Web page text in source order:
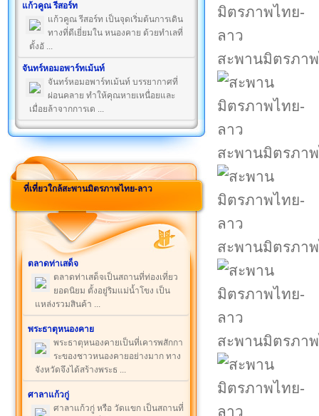
แก้วคูณ รีสอร์ท
แก้วคูณ รีสอร์ท เป็นจุดเริ่มต้นการเดิน
ทางที่ดีเยี่ยมใน หนองคาย ด้วยทำเลที่
ตั้งอั ...
จันทร์หอมอพาร์ทเม้นท์
จันทร์หอมอพาร์ทเม้นท์ บรรยากาศที่
ผ่อนคลาย ทำให้คุณหายเหนื่อยและ
เมื่อยล้าจากการเด ...
ที่เที่ยวใกล้สะพานมิตรภาพไทย-ลาว
ตลาดท่าเสด็จ
ตลาดท่าเสด็จเป็นสถานที่ท่องเที่ยว
ยอดนิยม ตั้งอยู่ริมแม่น้ำโขง เป็น
แหล่งรวมสินค้า ...
พระธาตุหนองคาย
พระธาตุหนองคายเป็นที่เคารพสักกา
ระของชาวหนองคายอย่างมาก ทาง
จังหวัดจึงได้สร้างพระธ ...
ศาลาแก้วกู่
ศาลาแก้วกู่ หรือ วัดแขก เป็นสถานที่
สะพานมิตรภา
สะพานมิตรภา
สะพานมิตรภา
สะพานมิตรภา